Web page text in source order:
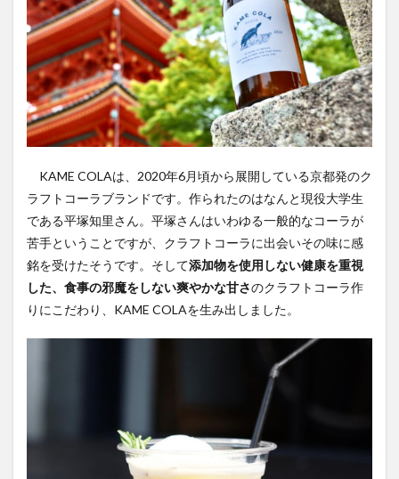
KAME COLAは、2020年6月頃から展開している京都発のク
ラフトコーラブランドです。作られたのはなんと現役大学生
である平塚知⾥さん。平塚さんはいわゆる一般的なコーラが
苦手ということですが、クラフトコーラに出会いその味に感
銘を受けたそうです。そして添加物を使用しない健康を重視
した、食事の邪魔をしない爽やかな甘さのクラフトコーラ作
りにこだわり、KAME COLAを生み出しました。
あまさけ
アメリカ アンケート
スーパー
ご当地コーラ
ご当地ドリンク
サーティワン
サントリー
シナモン
じゃがりこ
ジャンクフード
ジンジャーエール
スーパーコーラ
コカコーラ博物館
スパイス
スパイスカレー
スパワールド
ゼリー
ととのふコーラ
ドリンク
ドリンクレビュー
なごみの湯
ご当地
コーラを楽しむ
イセカルダモンコーラ
カフェイン
いってみた
イベント
インタビュー
ウィルキンソン
エピス
お肉 カカオニブ
カカオ生コーラ
カップヌードル
カルディドライクラフトコーラ
コーラとハンバーガー
コカ・コーラ